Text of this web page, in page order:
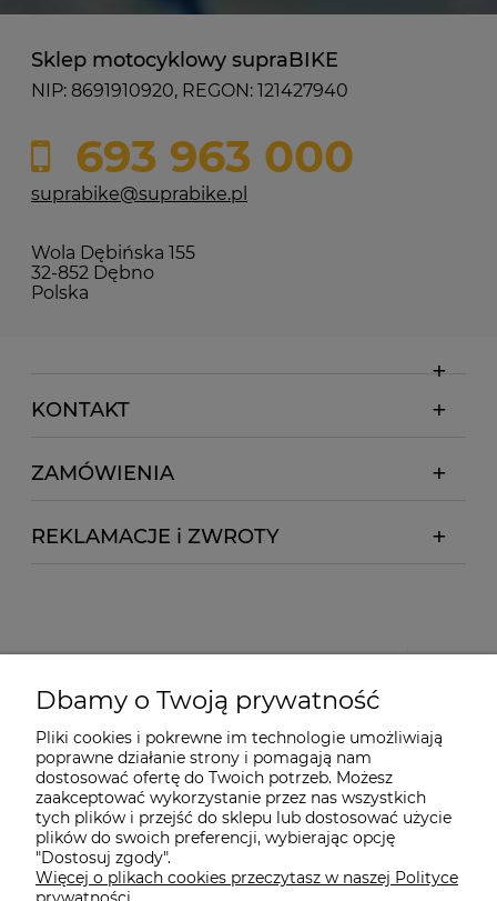
Sklep motocyklowy supraBIKE
NIP: 8691910920, REGON: 121427940
693 963 000
suprabike@suprabike.pl
Wola Dębińska 155
32-852 Dębno
Polska
KONTAKT
ZAMÓWIENIA
REKLAMACJE i ZWROTY
Dbamy o Twoją prywatność
Pliki cookies i pokrewne im technologie umożliwiają
poprawne działanie strony i pomagają nam
dostosować ofertę do Twoich potrzeb. Możesz
zaakceptować wykorzystanie przez nas wszystkich
tych plików i przejść do sklepu lub dostosować użycie
plików do swoich preferencji, wybierając opcję
"Dostosuj zgody".
Więcej o plikach cookies przeczytasz w naszej Polityce